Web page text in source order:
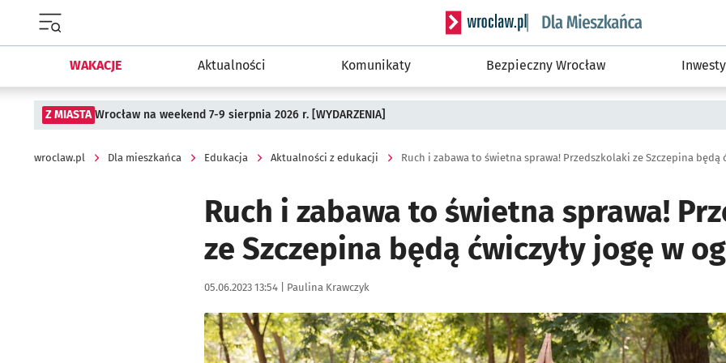
Serwis informacyjny wroclaw.pl podserwis: Dla
WAKACJE Aktualności Komunikaty Bezpieczny Wrocław
Z MIASTA Wrocław na weekend 7-9 sierpnia 2026 r. [WYDARZENIA]
wroclaw.pl Dla mieszkańca Edukacja Aktualności z edukacji
Ruch i zabawa to świetna sprawa!
ze Szczepina będą ćwiczyły jogę w
Data publikacji:
05.06.2023 13:54 | Autor:
Paulina Krawczyk
Kliknij, aby powiększyć